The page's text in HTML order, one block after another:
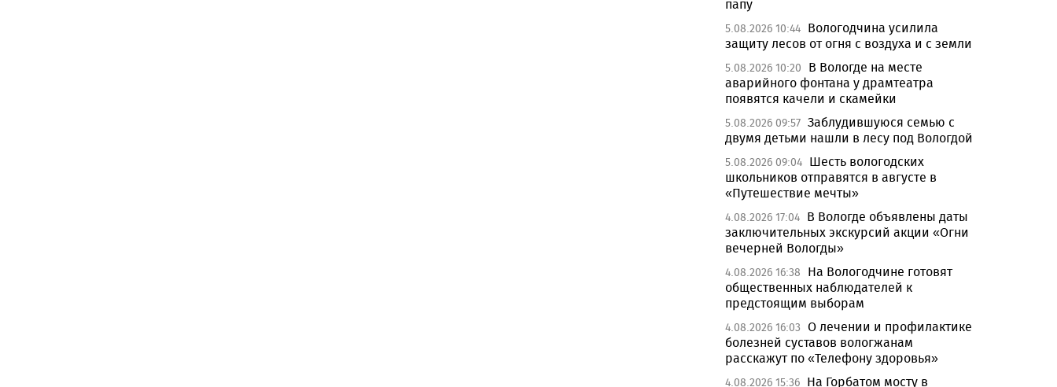
папу
5.08.2026 10:44 Вологодчина усилила
защиту лесов от огня с воздуха и с земли
5.08.2026 10:20
В Вологде на месте
аварийного фонтана у драмтеатра
появятся качели и скамейки
5.08.2026 09:57 Заблудившуюся семью с
двумя детьми нашли в лесу под Вологдой
5.08.2026 09:04 Шесть вологодских
школьников отправятся в августе в
«Путешествие мечты»
4.08.2026 17:04 В Вологде объявлены даты
заключительных экскурсий акции «Огни
вечерней Вологды»
4.08.2026 16:38
На Вологодчине готовят
общественных наблюдателей к
предстоящим выборам
4.08.2026 16:03 О лечении и профилактике
болезней суставов вологжанам
расскажут по «Телефону здоровья»
4.08.2026 15:36 На Горбатом мосту в